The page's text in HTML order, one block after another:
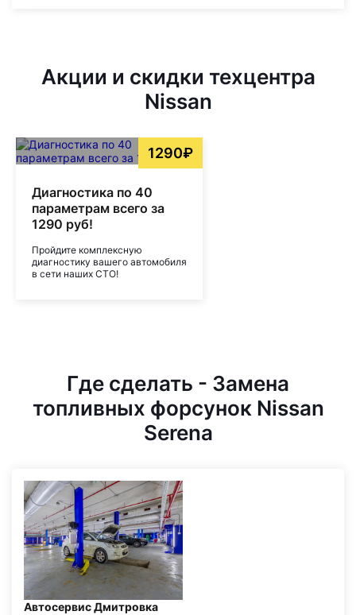
Акции и скидки техцентра
Nissan
1290₽
Диагностика по 40
параметрам всего за
1290 руб!
Пройдите комплексную
диагностику вашего автомобиля
в сети наших СТО!
Где сделать - Замена
топливных форсунок Nissan
Serena
Автосервис Дмитровка